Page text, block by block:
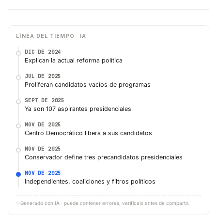
LÍNEA DEL TIEMPO · IA
DIC DE 2024
Explican la actual reforma política
JUL DE 2025
Proliferan candidatos vacíos de programas
SEPT DE 2025
Ya son 107 aspirantes presidenciales
NOV DE 2025
Centro Democrático libera a sus candidatos
NOV DE 2025
Conservador define tres precandidatos presidenciales
NOV DE 2025
Independientes, coaliciones y filtros políticos
✨ Generado con IA · puede contener errores, verifícalo antes de compartir.